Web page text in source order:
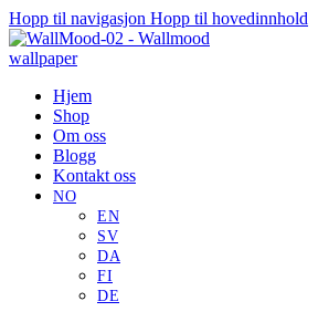
Hopp til navigasjon Hopp til hovedinnhold
Hjem
Shop
Om oss
Blogg
Kontakt oss